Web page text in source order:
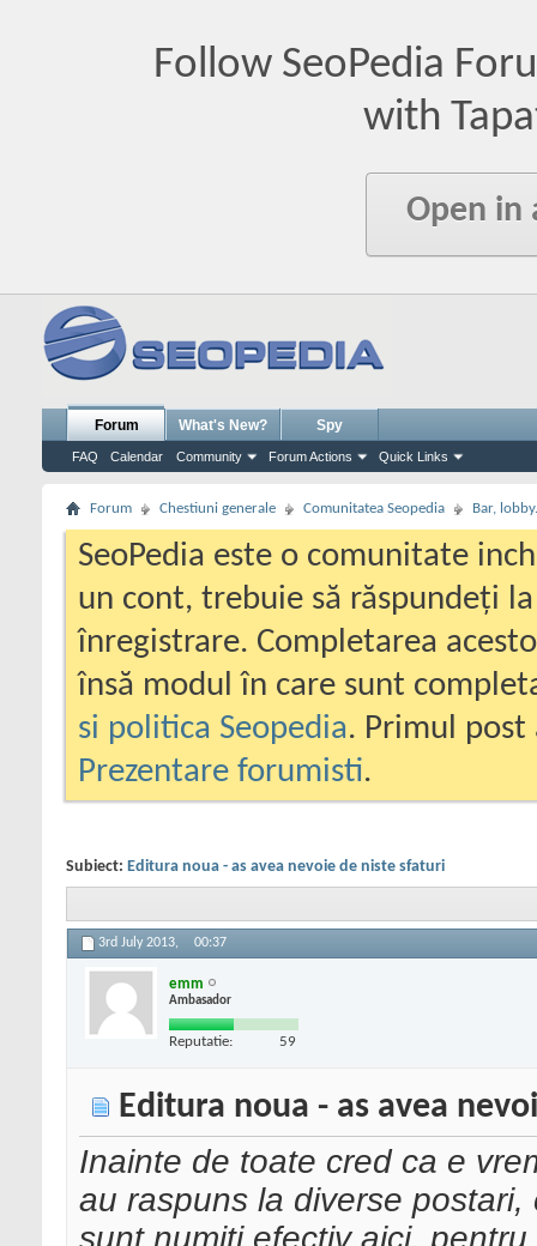
Follow SeoPedia
with
Open in
Forum
FAQ Calendar Community Forum Actions Quick Links
What's New? Spy
Forum Chestiuni generale Comunitatea Seopedia Bar,
SeoPedia este o comunitate
un cont, trebuie să răspundeți
înregistrare. Completarea
însă modul în care sunt
si politica Seopedia. Primul
Prezentare forumisti.
Subiect: Editura noua - as avea nevoie de niste sfaturi
3rd July 2013, 00:37
emm
Ambasador
Reputatie: 59
Editura noua - as avea
Inainte de toate cred ca e
au raspuns la diverse